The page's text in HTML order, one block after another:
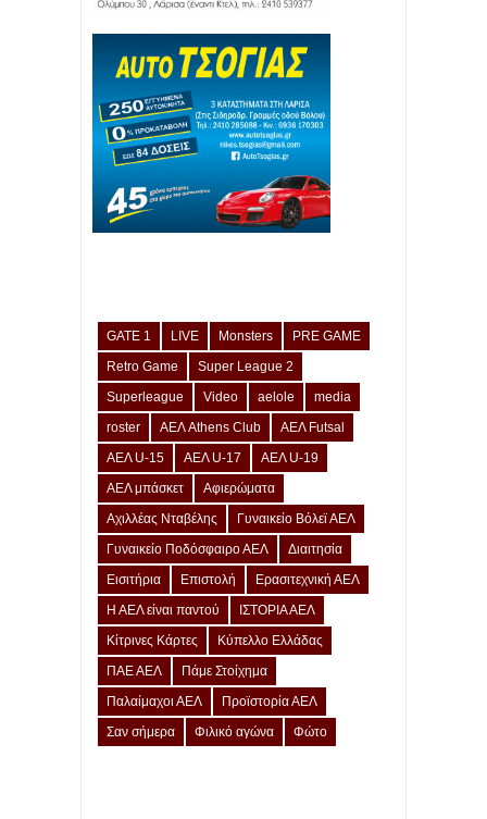
GATE 1 LIVE Monsters
PRE GAME
Retro Game
Super League 2
Superleague
Video aelole
media
roster
ΑΕΛ Athens Club
ΑΕΛ Futsal
ΑΕΛ U-15
ΑΕΛ U-17
ΑΕΛ U-19
ΑΕΛ μπάσκετ
Αφιερώματα
Αχιλλέας Νταβέλης
Γυναικείο Βόλεϊ ΑΕΛ
Γυναικείο Ποδόσφαιρο ΑΕΛ
Διαιτησία
Εισιτήρια
Επιστολή
Ερασιτεχνική ΑΕΛ
Η ΑΕΛ είναι παντού
ΙΣΤΟΡΙΑ ΑΕΛ
Κίτρινες Κάρτες
Κύπελλο Ελλάδας
ΠΑΕ ΑΕΛ
Πάμε Στοίχημα
Παλαίμαχοι ΑΕΛ
Προϊστορία ΑΕΛ
Σαν σήμερα
Φιλικό αγώνα Φώτο